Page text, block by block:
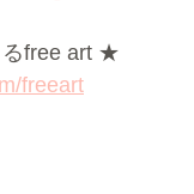
free art ★
freeart